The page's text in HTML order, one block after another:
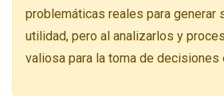
problemáticas reales para
utilidad, pero al analizarlos y
valiosa para la toma de decisiones